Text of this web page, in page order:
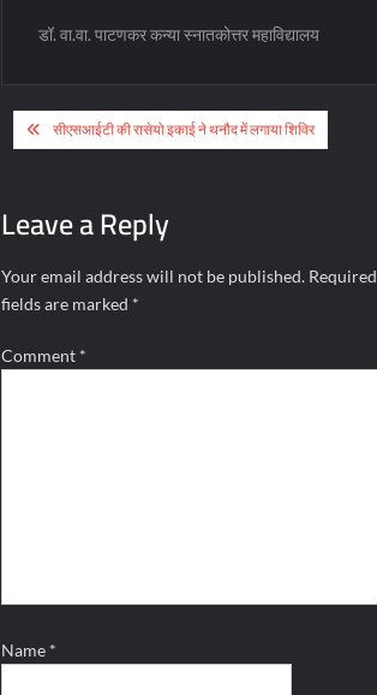
डॉ. वा.वा. पाटणकर कन्या स्नातकोत्तर महाविद्यालय
Post
navigation
सीएसआईटी की रासेयो इकाई ने थनौद में लगाया शिविर
Leave a Reply
Your email address will not be published. Required
fields are marked *
Comment *
Name *